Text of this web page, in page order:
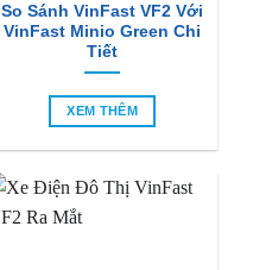
So Sánh VinFast VF2 Với
VinFast Minio Green Chi
Tiết
XEM THÊM